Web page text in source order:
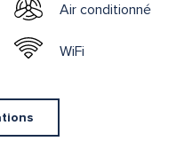
Air conditionné
WiFi